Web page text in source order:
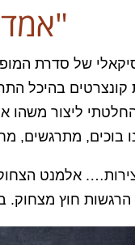
של סדרת
בהיכל
ליצור משהו
בוכים, מתרגשים,
אלמנט
הרגשות חוץ